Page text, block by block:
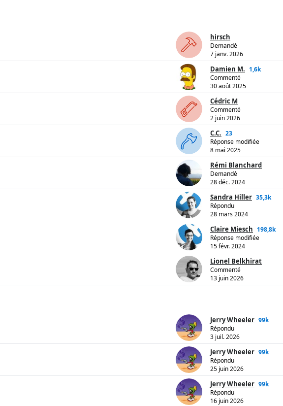
hirsch
Demandé
7 janv. 2026
Damien M. 1,6k
Commenté
30 août 2025
Cédric M
Commenté
2 juin 2026
C.C. 23
Réponse modifiée
8 mai 2025
Rémi Blanchard
Demandé
28 déc. 2024
Sandra Hiller 35,3k
Répondu
28 mars 2024
Claire Miesch 198,8k
Réponse modifiée
15 févr. 2024
Lionel Belkhirat
Commenté
13 juin 2026
Jerry Wheeler 99k
Répondu
3 juil. 2026
Jerry Wheeler 99k
Répondu
25 juin 2026
Jerry Wheeler 99k
Répondu
16 juin 2026